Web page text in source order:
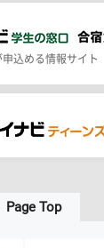
込める情報サイト
Page Top